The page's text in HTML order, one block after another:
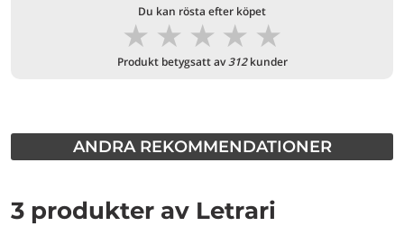
Du kan rösta efter köpet
★
★
★
★
★
Produkt betygsatt av312kunder
ANDRA REKOMMENDATIONER
3 produkter av Letrari